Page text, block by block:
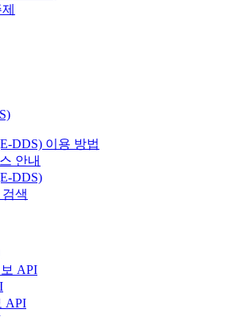
DDS) 이용 방법
안내
DDS)
색
API
API